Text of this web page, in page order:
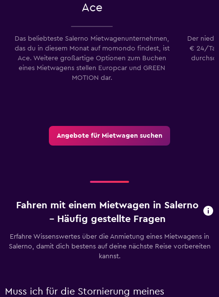
Ace
Das beliebteste Salerno Mietwagenunternehmen,
das du in diesem Monat auf momondo findest, ist
Ace. Weitere großartige Optionen zum Buchen
eines Mietwagens stellen Europcar und GREEN
MOTION dar.
Der
€ 24/
Angebote für Mietwagen suchen
Fahren mit einem Mietwagen in Salerno
– Häufig gestellte Fragen
Erfahre Wissenswertes über die Anmietung eines Mietwagens in
Salerno, damit dich bestens auf deine nächste Reise vorbereiten
kannst.
Muss ich für die Stornierung meines